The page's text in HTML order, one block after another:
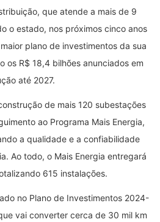
que atende a mais de 9
o estado, nos próximos cinco anos
plano de investimentos da sua
os R$ 18,4 bilhões anunciados em
até 2027.
de mais 120 subestações
ao Programa Mais Energia,
a qualidade e a confiabilidade
Ao todo, o Mais Energia entregará
615 instalações.
no Plano de Investimentos 2024-
vai converter cerca de 30 mil km